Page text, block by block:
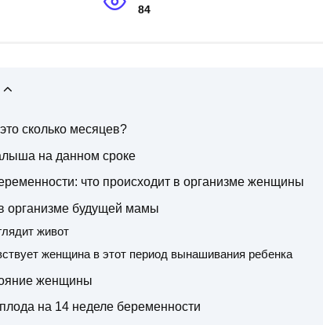
84
сколько месяцев?
на данном сроке
что происходит в организме женщины
организме будущей мамы
живот
женщина в этот период вынашивания ребенка
женщины
на 14 неделе беременности